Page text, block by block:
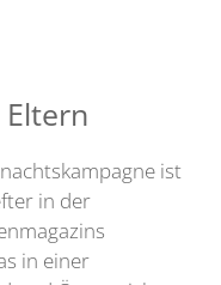
ist
in der
in einer